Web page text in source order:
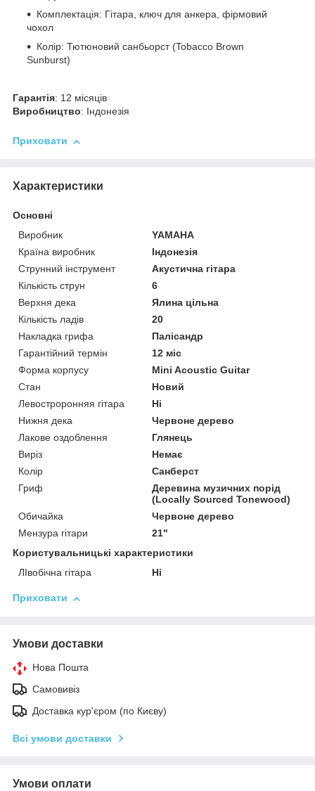
Комплектація: Гітара, ключ для анкера, фірмовий
чохол
Колір: Тютюновий санбьорст (Tobacco Brown
Sunburst)
Гарантія: 12 місяців
Виробництво: Індонезія
Приховати
Характеристики
Основні
Виробник
YAMAHA
Країна виробник
Індонезія
Струнний інструмент
Акустична гітара
Кількість струн
6
Верхня дека
Ялина цільна
Кількість ладів
20
Накладка грифа
Палісандр
Гарантійний термін
12 міс
Форма корпусу
Mini Acoustic Guitar
Стан
Новий
Левостроронняя гітара
Ні
Нижня дека
Червоне дерево
Лакове оздоблення
Глянець
Виріз
Немає
Колір
Санберст
Гриф
Деревина музичних порід
(Locally Sourced Tonewood)
Обичайка
Червоне дерево
Мензура гітари
21"
Користувальницькі характеристики
ЛІвобічна гітара
Ні
Приховати
Умови доставки
Нова Пошта
Самовивіз
Доставка кур'єром (по Києву)
Всі умови доставки
Умови оплати